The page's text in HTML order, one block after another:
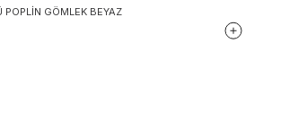
POPLIN GÖMLEK BEYAZ